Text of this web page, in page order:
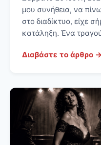
μου συνήθεια, να
στο διαδίκτυο, είχε
κατάληξη. Ένα
Διαβάστε το άρθρο →